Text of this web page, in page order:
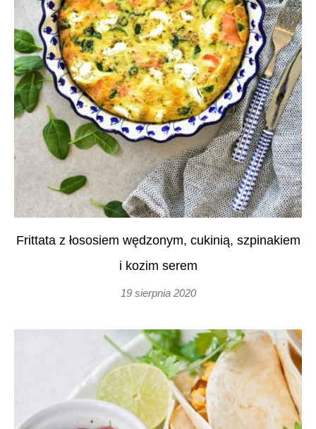
Frittata z łososiem wędzonym, cukinią, szpinakiem
i kozim serem
19 sierpnia 2020